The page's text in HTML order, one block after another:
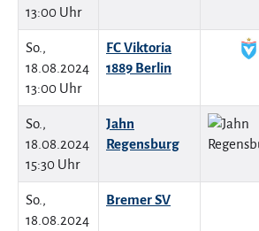
13:00 Uhr
So.,
18.08.2024
13:00 Uhr
FC Viktoria
1889 Berlin
So.,
18.08.2024
15:30 Uhr
Jahn
Regensburg
So.,
18.08.2024
Bremer SV